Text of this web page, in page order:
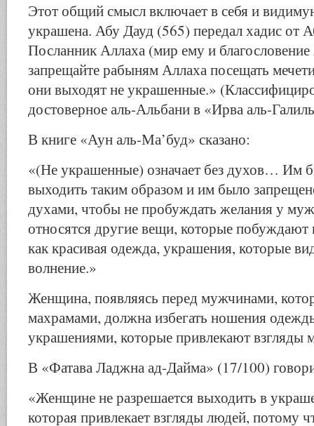
Этот общий смысл включает в себя и
украшена. Абу Дауд (565) передал хадис от
Посланник Аллаха (мир ему и
запрещайте рабыням Аллаха посещать
они выходят не украшенные.»
достоверное аль-Альбани в «Ирва аль-
В книге «Аун аль-Ма’буд» сказано:
«(Не украшенные) означает без духов… Им
выходить таким образом и им было
духами, чтобы не пробуждать желания у
относятся другие вещи, которые побуждают
как красивая одежда, украшения, которые
волнение.»
Женщина, появляясь перед мужчинами,
махрамами, должна избегать ношения
украшениями, которые привлекают взгляды
В «Фатава Ладжна ад-Дайма» (17/100)
«Женщине не разрешается выходить в
которая привлекает взгляды людей, потому